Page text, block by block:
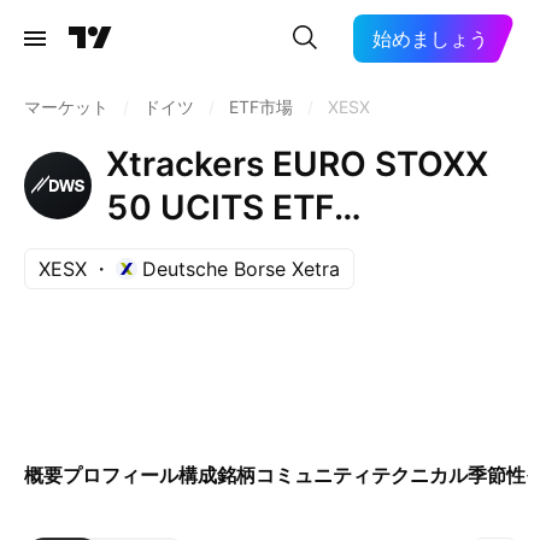
始めましょう
マーケット ドイツ ETF市場 XESX
Xtrackers EURO STOXX
50 UCITS ETF
Distribution 1D
XESX Deutsche Borse Xetra
概要プロフィール構成銘柄コミュニティテクニカル季節性